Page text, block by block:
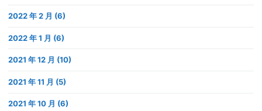
2022 年 2 月 (6)
2022 年 1 月 (6)
2021 年 12 月 (10)
2021 年 11 月 (5)
2021 年 10 月 (6)